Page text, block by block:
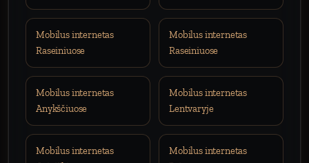
Mobilus internetas
Raseiniuose
Mobilus internetas
Raseiniuose
Mobilus internetas
Anykščiuose
Mobilus internetas
Lentvaryje
Mobilus internetas
Mobilus internetas